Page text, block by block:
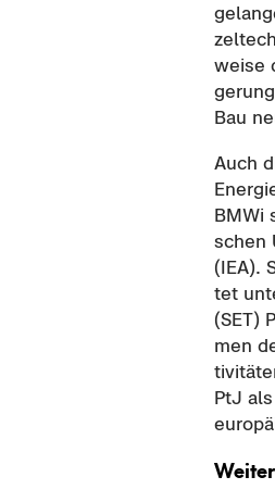
wei­se
Bau
Auch
BMWi
schen
(IEA).
tet
(SET)
men
PtJ